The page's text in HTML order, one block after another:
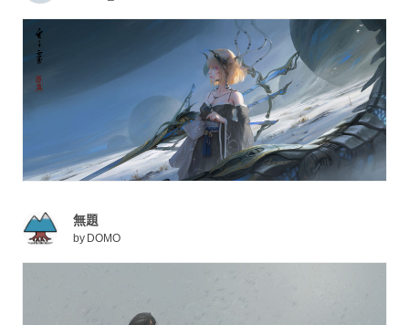
無題
by DOMO